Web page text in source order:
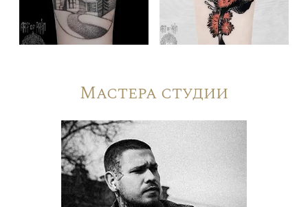
Мастера студии